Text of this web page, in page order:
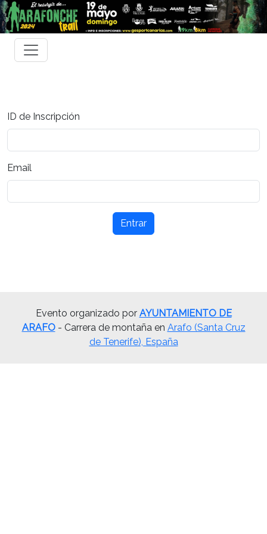
ID de Inscripción
Email
Entrar
Evento organizado por AYUNTAMIENTO DE
ARAFO- Carrera de montaña en Arafo (Santa Cruz
de Tenerife), España